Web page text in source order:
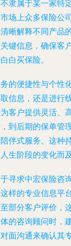
隶属于某一家特
场上众多保险公
晰解释不同产品
键信息，确保客
白买保险。
的便捷性与个性
信息，还是进行
客户提供灵活、
到后期的保单管
伴式服务。这种
生阶段的变化而
寻求中宏保险咨
样的专业信息平
部分客户评价，
的咨询顾问时，
面沟通来确认其